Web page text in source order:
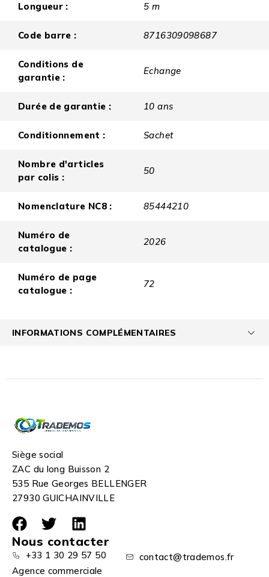
Longueur : 5 m
Code barre : 8716309098687
Conditions de
garantie :
Echange
Durée de garantie : 10 ans
Conditionnement : Sachet
Nombre d'articles
par colis :
50
Nomenclature NC8 : 85444210
Numéro de
catalogue :
2026
Numéro de page
catalogue :
72
INFORMATIONS COMPLÉMENTAIRES
Siège social
ZAC du long Buisson 2
535 Rue Georges BELLENGER
27930 GUICHAINVILLE
Nous contacter
+33 1 30 29 57 50
contact@trademos.fr
Agence commerciale